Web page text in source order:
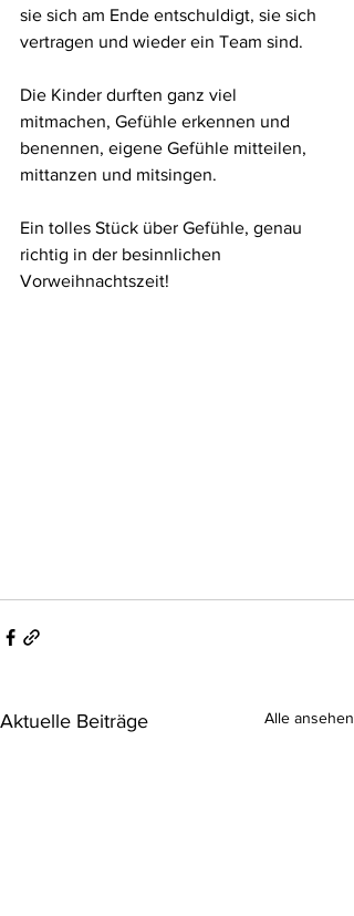
sie sich am Ende entschuldigt, sie sich
vertragen und wieder ein Team sind.
Die Kinder durften ganz viel
mitmachen, Gefühle erkennen und
benennen, eigene Gefühle mitteilen,
mittanzen und mitsingen.
Ein tolles Stück über Gefühle, genau
richtig in der besinnlichen
Vorweihnachtszeit!
Aktuelle Beiträge Alle ansehen